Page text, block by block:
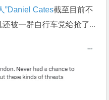
”Daniel Cates截至目前不
被一群自行车党给抢了...